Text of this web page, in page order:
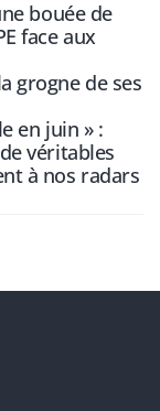
bouée de
face aux
grogne de ses
en juin » :
véritables
à nos radars